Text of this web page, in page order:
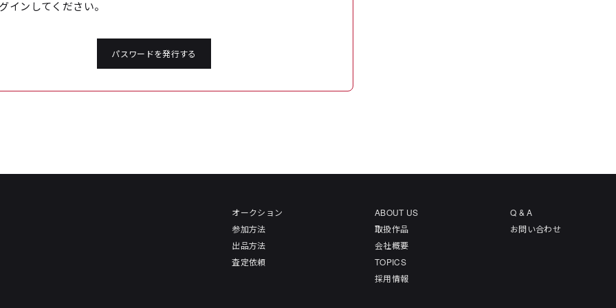
インしてください。
パスワードを発行する
オークション
参加方法
出品方法
査定依頼
ABOUT US
取扱作品
会社概要
TOPICS
採用情報
Q & A
お問い合わせ